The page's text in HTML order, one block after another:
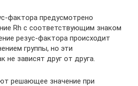
фактора предусмотрено
Rh с соответствующим знаком
резус-фактора происходит
группы, но эти
не зависят друг от друга.
решающее значение при